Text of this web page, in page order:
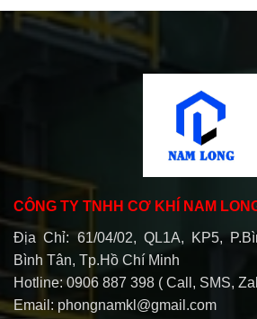
CÔNG TY TNHH CƠ KHÍ NAM
Địa Chỉ: 61/04/02, QL1A, KP5,
Bình Tân, Tp.Hồ Chí Minh
Hotline: 0906 887 398 ( Call, SMS,
Email: phongnamkl@gmail.com